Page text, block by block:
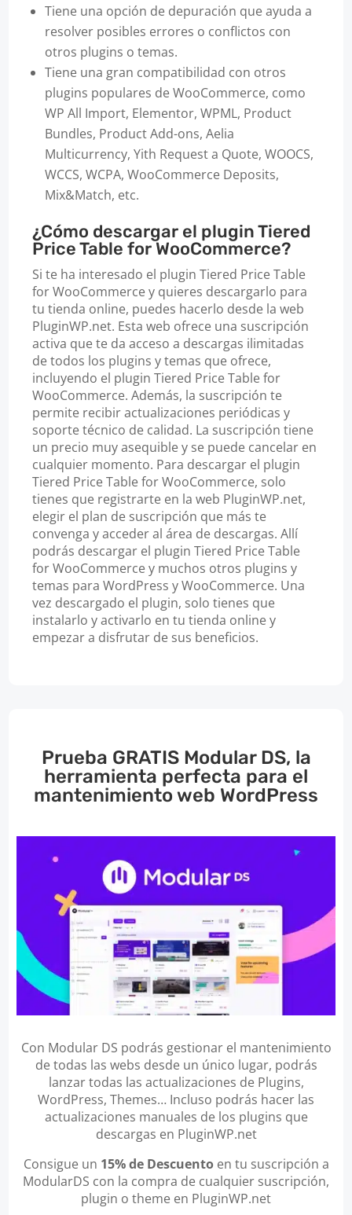
Tiene una opción de depuración que ayuda a
resolver posibles errores o conflictos con
otros plugins o temas.
Tiene una gran compatibilidad con otros
plugins populares de WooCommerce, como
WP All Import, Elementor, WPML, Product
Bundles, Product Add-ons, Aelia
Multicurrency, Yith Request a Quote, WOOCS,
WCCS, WCPA, WooCommerce Deposits,
Mix&Match, etc.
¿Cómo descargar el plugin Tiered
Price Table for WooCommerce?
Si te ha interesado el plugin Tiered Price Table
for WooCommerce y quieres descargarlo para
tu tienda online, puedes hacerlo desde la web
PluginWP.net. Esta web ofrece una suscripción
activa que te da acceso a descargas ilimitadas
de todos los plugins y temas que ofrece,
incluyendo el plugin Tiered Price Table for
WooCommerce. Además, la suscripción te
permite recibir actualizaciones periódicas y
soporte técnico de calidad. La suscripción tiene
un precio muy asequible y se puede cancelar en
cualquier momento. Para descargar el plugin
Tiered Price Table for WooCommerce, solo
tienes que registrarte en la web PluginWP.net,
elegir el plan de suscripción que más te
convenga y acceder al área de descargas. Allí
podrás descargar el plugin Tiered Price Table
for WooCommerce y muchos otros plugins y
temas para WordPress y WooCommerce. Una
vez descargado el plugin, solo tienes que
instalarlo y activarlo en tu tienda online y
empezar a disfrutar de sus beneficios.
Prueba GRATIS Modular DS, la
herramienta perfecta para el
mantenimiento web WordPress
Con Modular DS podrás gestionar el mantenimiento
de todas las webs desde un único lugar, podrás
lanzar todas las actualizaciones de Plugins,
WordPress, Themes… Incluso podrás hacer las
actualizaciones manuales de los plugins que
descargas en PluginWP.net
Consigue un 15% de Descuentoen tu suscripción a
ModularDS con la compra de cualquier suscripción,
plugin o theme en PluginWP.net